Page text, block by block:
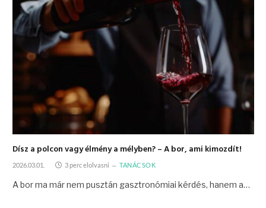
Dísz a polcon vagy élmény a mélyben? – A bor, ami kimozdít!
2026.03.01. 3 perc elolvasni TANÁCSOK
A bor ma már nem pusztán gasztronómiai kérdés, hanem a…